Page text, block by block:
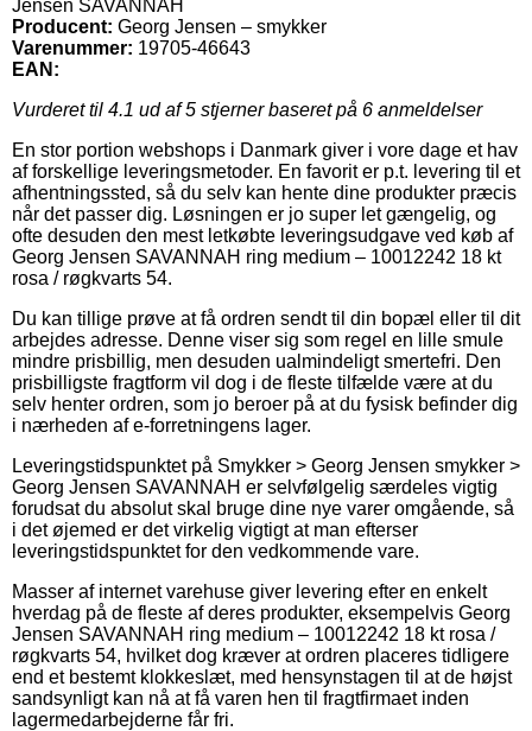
Jensen SAVANNAH
Producent: Georg Jensen – smykker
Varenummer: 19705-46643
EAN:
Vurderet til 4.1 ud af 5 stjerner baseret på 6 anmeldelser
En stor portion webshops i Danmark giver i vore dage et hav
af forskellige leveringsmetoder. En favorit er p.t. levering til et
afhentningssted, så du selv kan hente dine produkter præcis
når det passer dig. Løsningen er jo super let gængelig, og
ofte desuden den mest letkøbte leveringsudgave ved køb af
Georg Jensen SAVANNAH ring medium – 10012242 18 kt
rosa / røgkvarts 54.
Du kan tillige prøve at få ordren sendt til din bopæl eller til dit
arbejdes adresse. Denne viser sig som regel en lille smule
mindre prisbillig, men desuden ualmindeligt smertefri. Den
prisbilligste fragtform vil dog i de fleste tilfælde være at du
selv henter ordren, som jo beroer på at du fysisk befinder dig
i nærheden af e-forretningens lager.
Leveringstidspunktet på Smykker > Georg Jensen smykker >
Georg Jensen SAVANNAH er selvfølgelig særdeles vigtig
forudsat du absolut skal bruge dine nye varer omgående, så
i det øjemed er det virkelig vigtigt at man efterser
leveringstidspunktet for den vedkommende vare.
Masser af internet varehuse giver levering efter en enkelt
hverdag på de fleste af deres produkter, eksempelvis Georg
Jensen SAVANNAH ring medium – 10012242 18 kt rosa /
røgkvarts 54, hvilket dog kræver at ordren placeres tidligere
end et bestemt klokkeslæt, med hensynstagen til at de højst
sandsynligt kan nå at få varen hen til fragtfirmaet inden
lagermedarbejderne får fri.